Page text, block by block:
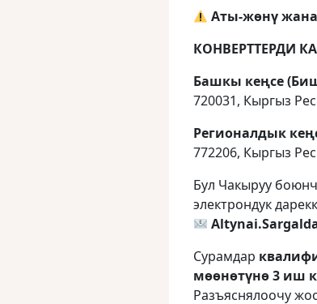
Аты‑жөнү
КОНВЕРТТЕРДИ
Башкы кеңсе
720031, Кыргыз
Регионалдык
772206, Кыргыз
Бул Чакыруу
электрондук
Сурамдар
мөөнөтүнө 3 иш
Разъяснялоочу